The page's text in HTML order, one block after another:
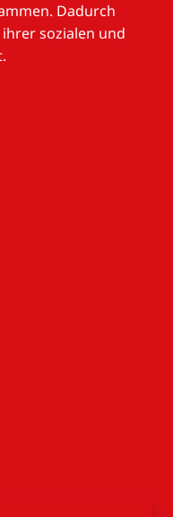
Dadurch
sozialen und